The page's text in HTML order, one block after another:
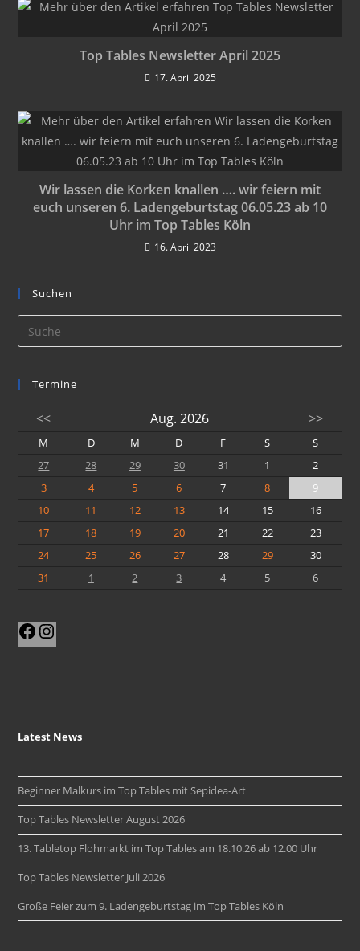
Top Tables Newsletter April 2025
17. April 2025
Wir lassen die Korken knallen …. wir feiern mit
euch unseren 6. Ladengeburtstag 06.05.23 ab 10
Uhr im Top Tables Köln
16. April 2023
Suchen
Termine
<< Aug. 2026 >>
M D M D F S
S
27
28 29 30 31 1
2
3
4 5 6 7 8
9
10
11 12 13 14 15
16
17
18 19 20 21 22
23
24
25 26 27 28 29
30
31
1 2 3 4 5 6
Facebook
Latest News
Beginner Malkurs im Top Tables mit Sepidea-Art
Top Tables Newsletter August 2026
13. Tabletop Flohmarkt im Top Tables am 18.10.26 ab 12.00 Uhr
Top Tables Newsletter Juli 2026
Große Feier zum 9. Ladengeburtstag im Top Tables Köln